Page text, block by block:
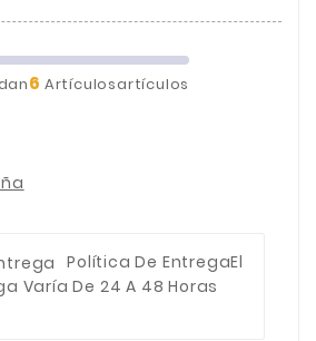
6 Artículosartículos
Política De EntregaEl
Varía De 24 A 48 Horas